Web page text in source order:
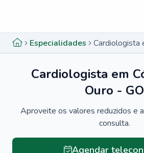
Especialidades
Cardiologista em
Ouro - GO
Aproveite os valores reduzidos e
consulta.
Agendar